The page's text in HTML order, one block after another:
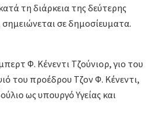
τη διάρκεια της δεύτερης
σε δημοσίευματα.
Φ. Κένεντι Τζούνιορ, γιο του
του προέδρου Τζον Φ. Κένεντι,
ως υπουργό Υγείας και